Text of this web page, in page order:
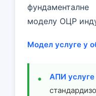
моделу ОЦР
Модел услуге у
АПИ услуге